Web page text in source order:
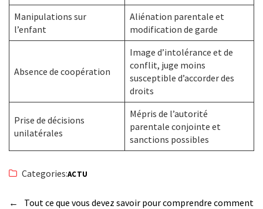
Manipulations sur
l’enfant
Aliénation parentale et
modification de garde
Absence de coopération
Image d’intolérance et de
conflit, juge moins
susceptible d’accorder des
droits
Prise de décisions
unilatérales
Mépris de l’autorité
parentale conjointe et
sanctions possibles
Categories:ACTU
← Tout ce que vous devez savoir pour comprendre comment